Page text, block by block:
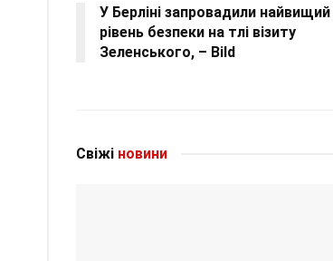
У Берліні запровадили найвищий
рівень безпеки на тлі візиту
Зеленського, – Bild
Свіжі новини